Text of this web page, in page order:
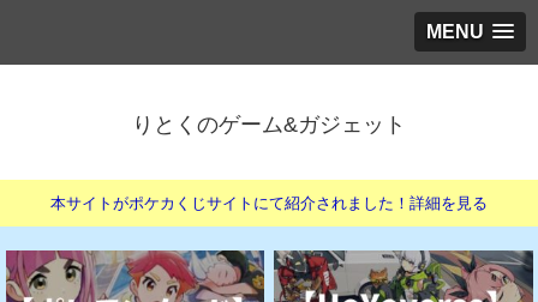
MENU
りとくのゲーム&ガジェット
本サイトがポケカくじサイトにて紹介されました！詳細を見る